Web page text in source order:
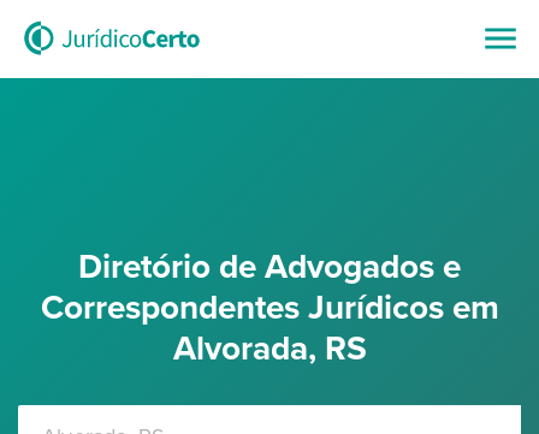
Diretório de Advogados e
Correspondentes Jurídicos em
Alvorada, RS